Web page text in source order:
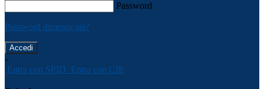
Password
Password dimenticata?
-
Entra con SPID Entra con CIE